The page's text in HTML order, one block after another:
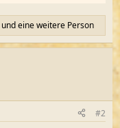
und eine weitere Person
#2